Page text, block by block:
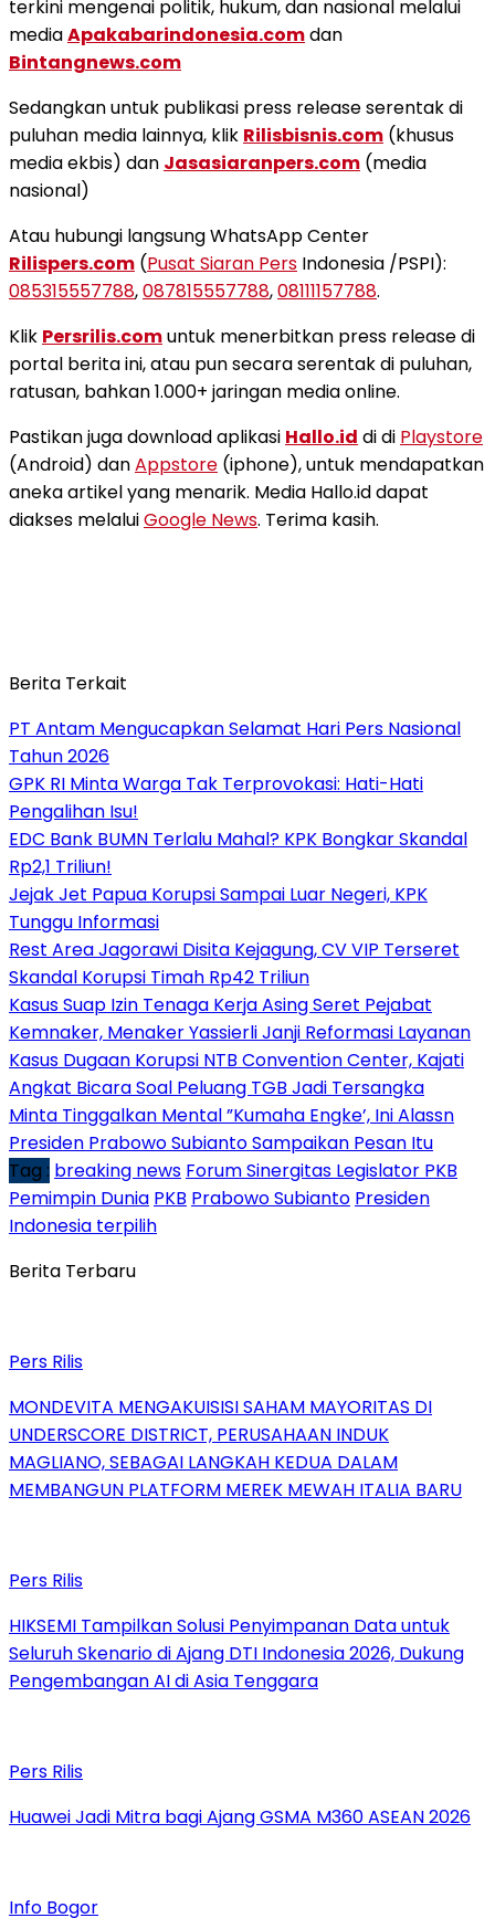
terkini mengenai politik, hukum, dan nasional melalui
mediaApakabarindonesia.comdan
Bintangnews.com
Sedangkan untuk publikasi press release serentak di
puluhan media lainnya, klik Rilisbisnis.com (khusus
media ekbis) dan Jasasiaranpers.com (media
nasional)
Atau hubungi langsung WhatsApp Center
Rilispers.com (Pusat Siaran Pers Indonesia /PSPI):
085315557788,087815557788,08111157788.
Klik Persrilis.comuntuk menerbitkan press release di
portal berita ini, atau pun secara serentak di puluhan,
ratusan, bahkan 1.000+ jaringan media online.
Pastikan juga download aplikasi Hallo.id di di Playstore
(Android) danAppstore (iphone), untuk mendapatkan
aneka artikel yang menarik. Media Hallo.id dapat
diakses melaluiGoogle News. Terima kasih.
Berita Terkait
PT Antam Mengucapkan Selamat Hari Pers Nasional
Tahun 2026
GPK RI Minta Warga Tak Terprovokasi: Hati-Hati
Pengalihan Isu!
EDC Bank BUMN Terlalu Mahal? KPK Bongkar Skandal
Rp2,1 Triliun!
Jejak Jet Papua Korupsi Sampai Luar Negeri, KPK
Tunggu Informasi
Rest Area Jagorawi Disita Kejagung, CV VIP Terseret
Skandal Korupsi Timah Rp42 Triliun
Kasus Suap Izin Tenaga Kerja Asing Seret Pejabat
Kemnaker, Menaker Yassierli Janji Reformasi Layanan
Kasus Dugaan Korupsi NTB Convention Center, Kajati
Angkat Bicara Soal Peluang TGB Jadi Tersangka
Minta Tinggalkan Mental ”Kumaha Engke’, Ini Alassn
Presiden Prabowo Subianto Sampaikan Pesan Itu
Tag : breaking news Forum Sinergitas Legislator PKB
Pemimpin Dunia PKB Prabowo Subianto Presiden
Indonesia terpilih
Berita Terbaru
Pers Rilis
MONDEVITA MENGAKUISISI SAHAM MAYORITAS DI
UNDERSCORE DISTRICT, PERUSAHAAN INDUK
MAGLIANO, SEBAGAI LANGKAH KEDUA DALAM
MEMBANGUN PLATFORM MEREK MEWAH ITALIA BARU
Pers Rilis
HIKSEMI Tampilkan Solusi Penyimpanan Data untuk
Seluruh Skenario di Ajang DTI Indonesia 2026, Dukung
Pengembangan AI di Asia Tenggara
Pers Rilis
Huawei Jadi Mitra bagi Ajang GSMA M360 ASEAN 2026
Info Bogor